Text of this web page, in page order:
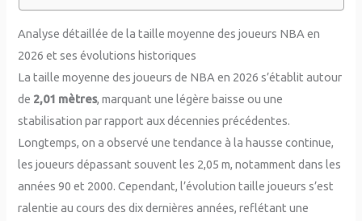
Analyse détaillée de la taille moyenne des joueurs NBA en
2026 et ses évolutions historiques
La taille moyenne des joueurs de NBA en 2026 s’établit autour
de 2,01 mètres, marquant une légère baisse ou une
stabilisation par rapport aux décennies précédentes.
Longtemps, on a observé une tendance à la hausse continue,
les joueurs dépassant souvent les 2,05 m, notamment dans les
années 90 et 2000. Cependant, l’évolution taille joueurs s’est
ralentie au cours des dix dernières années, reflétant une